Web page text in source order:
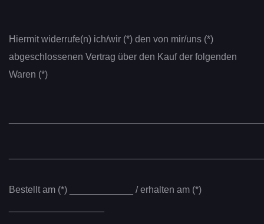
Hiermit widerrufe(n) ich/wir (*) den von mir/uns (*)
abgeschlossenen Vertrag über den Kauf der folgenden
Waren (*)
Bestellt am (*) ____________ / erhalten am (*)